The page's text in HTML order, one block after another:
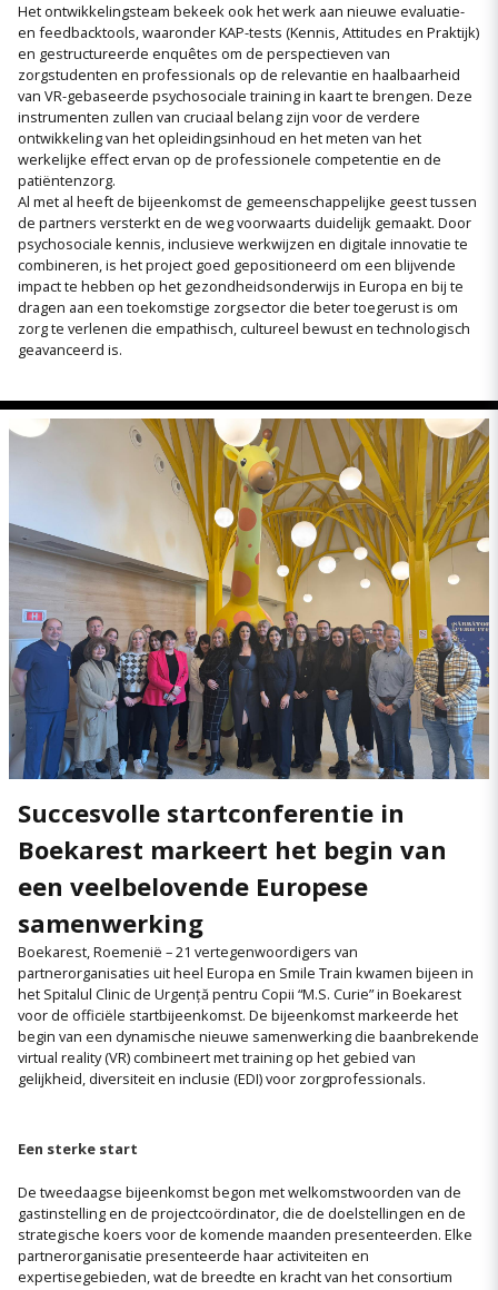
Het ontwikkelingsteam bekeek ook het werk aan nieuwe evaluatie-
en feedbacktools, waaronder KAP-tests (Kennis, Attitudes en Praktijk)
en gestructureerde enquêtes om de perspectieven van
zorgstudenten en professionals op de relevantie en haalbaarheid
van VR-gebaseerde psychosociale training in kaart te brengen. Deze
instrumenten zullen van cruciaal belang zijn voor de verdere
ontwikkeling van het opleidingsinhoud en het meten van het
werkelijke effect ervan op de professionele competentie en de
patiëntenzorg.
Al met al heeft de bijeenkomst de gemeenschappelijke geest tussen
de partners versterkt en de weg voorwaarts duidelijk gemaakt. Door
psychosociale kennis, inclusieve werkwijzen en digitale innovatie te
combineren, is het project goed gepositioneerd om een blijvende
impact te hebben op het gezondheidsonderwijs in Europa en bij te
dragen aan een toekomstige zorgsector die beter toegerust is om
zorg te verlenen die empathisch, cultureel bewust en technologisch
geavanceerd is.
Succesvolle startconferentie in
Boekarest markeert het begin van
een veelbelovende Europese
samenwerking
Boekarest, Roemenië – 21 vertegenwoordigers van
partnerorganisaties uit heel Europa en Smile Train kwamen bijeen in
het Spitalul Clinic de Urgență pentru Copii “M.S. Curie” in Boekarest
voor de officiële startbijeenkomst. De bijeenkomst markeerde het
begin van een dynamische nieuwe samenwerking die baanbrekende
virtual reality (VR) combineert met training op het gebied van
gelijkheid, diversiteit en inclusie (EDI) voor zorgprofessionals.
Een sterke start
De tweedaagse bijeenkomst begon met welkomstwoorden van de
gastinstelling en de projectcoördinator, die de doelstellingen en de
strategische koers voor de komende maanden presenteerden. Elke
partnerorganisatie presenteerde haar activiteiten en
expertisegebieden, wat de breedte en kracht van het consortium